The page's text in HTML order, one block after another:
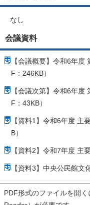
なし
会議資料
【会議概要】令和6年
F：246KB）
【会議次第】令和6年
F：43KB）
【資料1】令和6年度 主
B）
【資料2】令和7年度 主
【資料3】中央公民館文
PDF形式のファイルを開